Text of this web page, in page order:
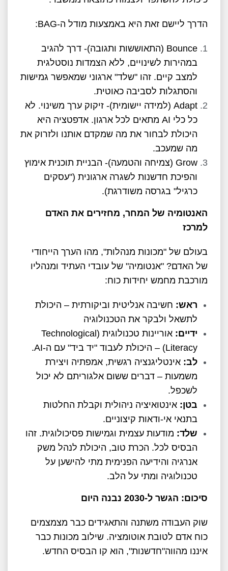
הדרך ליישם זאת היא באמצעות מודל ה-BAG:
Bounce (התאוששות ותגובה)- דרך להגיב
במהירות לשינויים, ללא הצמדות נוסטלגית
למצב קיים. זהו "שלד" ארגוני שמאפשר גמישות
והסתגלות לסביבה כאוטית.
Adapt (למידה יישומית)- זיקוק ערך משינוי. לא
כל כלי AI מתאים לכל ארגון. אדפטציה היא
היכולת לבחור את מה שמקדם אותנו ולזרוק את
מה שמעכב.
Grow (צמיחה והטמעה)- הבניית תוכנית אימוץ
והפיכת חדשנות לשגרה ארגונית ("עסקים
כרגיל" בגרסה משודרגת).
האנטומיה של המחר, מחזירים את האדם
למרכז
בעולם של "מכונות מנהלות", מהו הערך הייחודי
של האדם? "אנטומיה" של עובדי העתיד ומנהליו
מורכבת מחמש יחידות כוח:
ראש: חשיבה אנליטית וביקורתית – היכולת
לתשאל ולבקר את הטכנולוגיה
ידיים:
אוריינות טכנולוגית (Technological
Literacy) – היכולת לעבוד "יד ביד" עם ה-AI.
לב: אינטליגנציה רגשית, אמפתיה ויצירת
משמעות – דברים ששום אלגוריתם לא יכול
לשכפל.
בטן: אינטואיציה ניהולית וקבלת החלטות
בתנאי אי-ודאות קיצוניים.
שלד: מודעות עצמית וגמישות פסיכולוגית. זהו
הבסיס לכל. הכרת טוב, היכולת לנהל משק
אנרגיה והידיעה הפנימית מתי להישען על
טכנולוגיה ומתי על הלב.
סיכום: הגשר ל-2030 נבנה היום
שוק העבודה משתנה והתאגידים כבר מצמצמים
כוח אדם לטובת אוטומציה. שילוב מכונות כבר
איננו מהווה"חדשנות", הוא קו הבסיס החדש.